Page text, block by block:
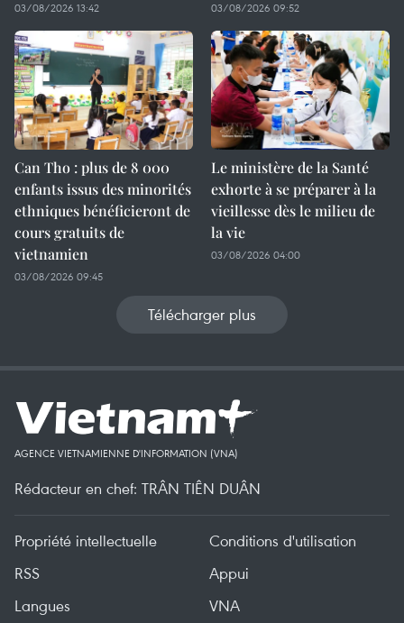
03/08/2026 13:42 03/08/2026 09:52
Can Tho : plus de 8 000
enfants issus des minorités
ethniques bénéficieront de
cours gratuits de
vietnamien
03/08/2026 09:45
Le ministère de la Santé
exhorte à se préparer à la
vieillesse dès le milieu de
la vie
03/08/2026 04:00
Télécharger plus
AGENCE VIETNAMIENNE D'INFORMATION (VNA)
Rédacteur en chef: TRÂN TIÊN DUÂN
Propriété intellectuelle
Conditions d'utilisation
RSS
Appui
Langues
VNA